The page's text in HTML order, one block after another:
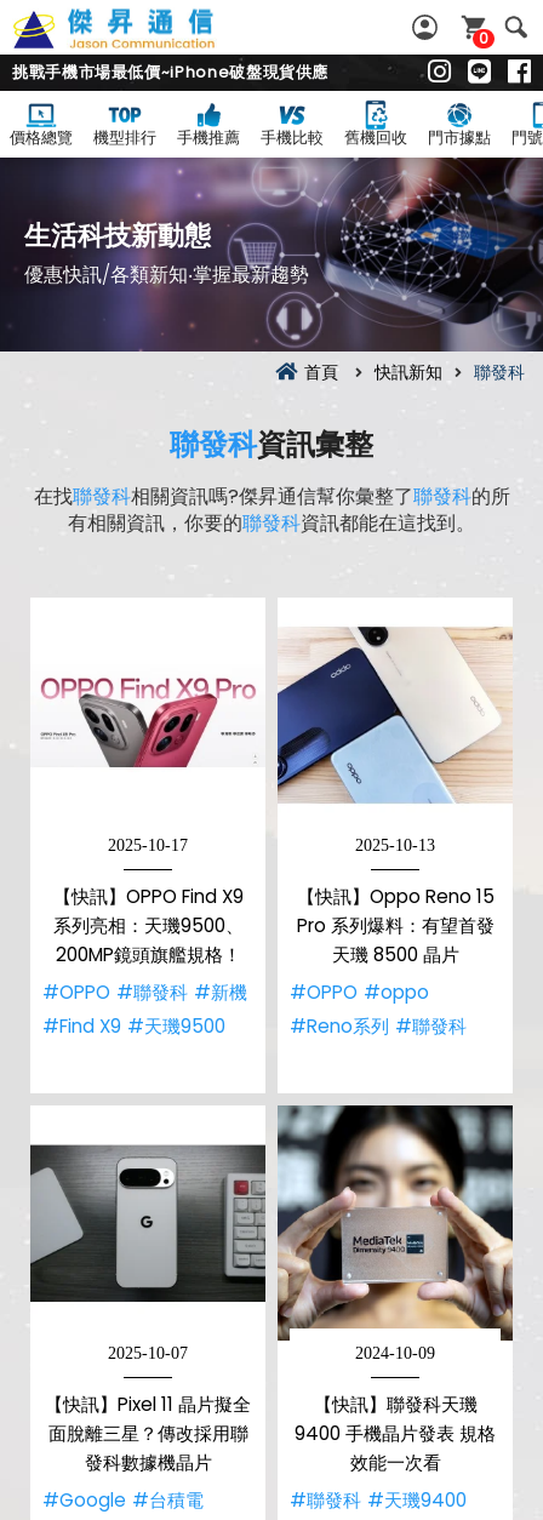
0
挑戰手機市場最低價~iPhone破盤現貨供應
價格總覽 機型排行 手機推薦 手機比較 舊機回收 門市據點 門
生活科技新動態
優惠快訊/各類新知‧掌握最新趨勢
首頁 快訊新知 聯發科
聯發科資訊彙整
在找聯發科相關資訊嗎?傑昇通信幫你彙整了聯發科的所
有相關資訊，你要的聯發科資訊都能在這找到。
2025-10-17
【快訊】OPPO Find X9
系列亮相：天璣9500、
200MP鏡頭旗艦規格！
#OPPO #聯發科 #新機
#Find X9 #天璣9500
2025-10-13
【快訊】Oppo Reno 15
Pro 系列爆料：有望首發
天璣 8500 晶片
#OPPO #oppo
#Reno系列 #聯發科
2025-10-07
【快訊】Pixel 11 晶片擬全
面脫離三星？傳改採用聯
發科數據機晶片
#Google #台積電
2024-10-09
【快訊】聯發科天璣
9400 手機晶片發表 規格
效能一次看
#聯發科 #天璣9400